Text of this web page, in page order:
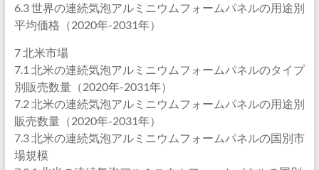
6.3 世界の連続気泡アルミニウムフォームパネルの用途別
平均価格（2020年-2031年）
7 北米市場
7.1 北米の連続気泡アルミニウムフォームパネルのタイプ
別販売数量（2020年-2031年）
7.2 北米の連続気泡アルミニウムフォームパネルの用途別
販売数量（2020年-2031年）
7.3 北米の連続気泡アルミニウムフォームパネルの国別市
場規模